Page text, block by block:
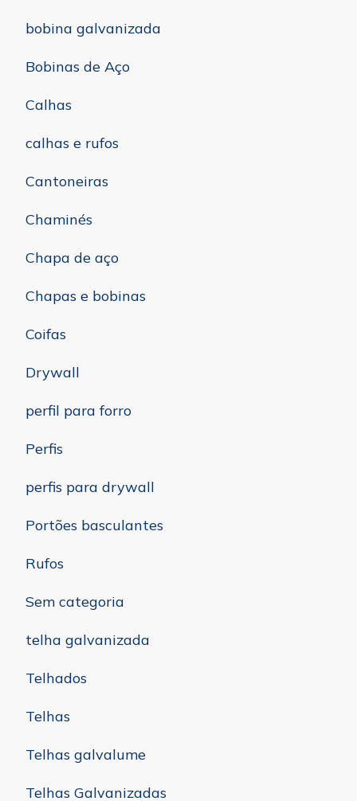
bobina galvanizada
Bobinas de Aço
Calhas
calhas e rufos
Cantoneiras
Chaminés
Chapa de aço
Chapas e bobinas
Coifas
Drywall
perfil para forro
Perfis
perfis para drywall
Portões basculantes
Rufos
Sem categoria
telha galvanizada
Telhados
Telhas
Telhas galvalume
Telhas Galvanizadas